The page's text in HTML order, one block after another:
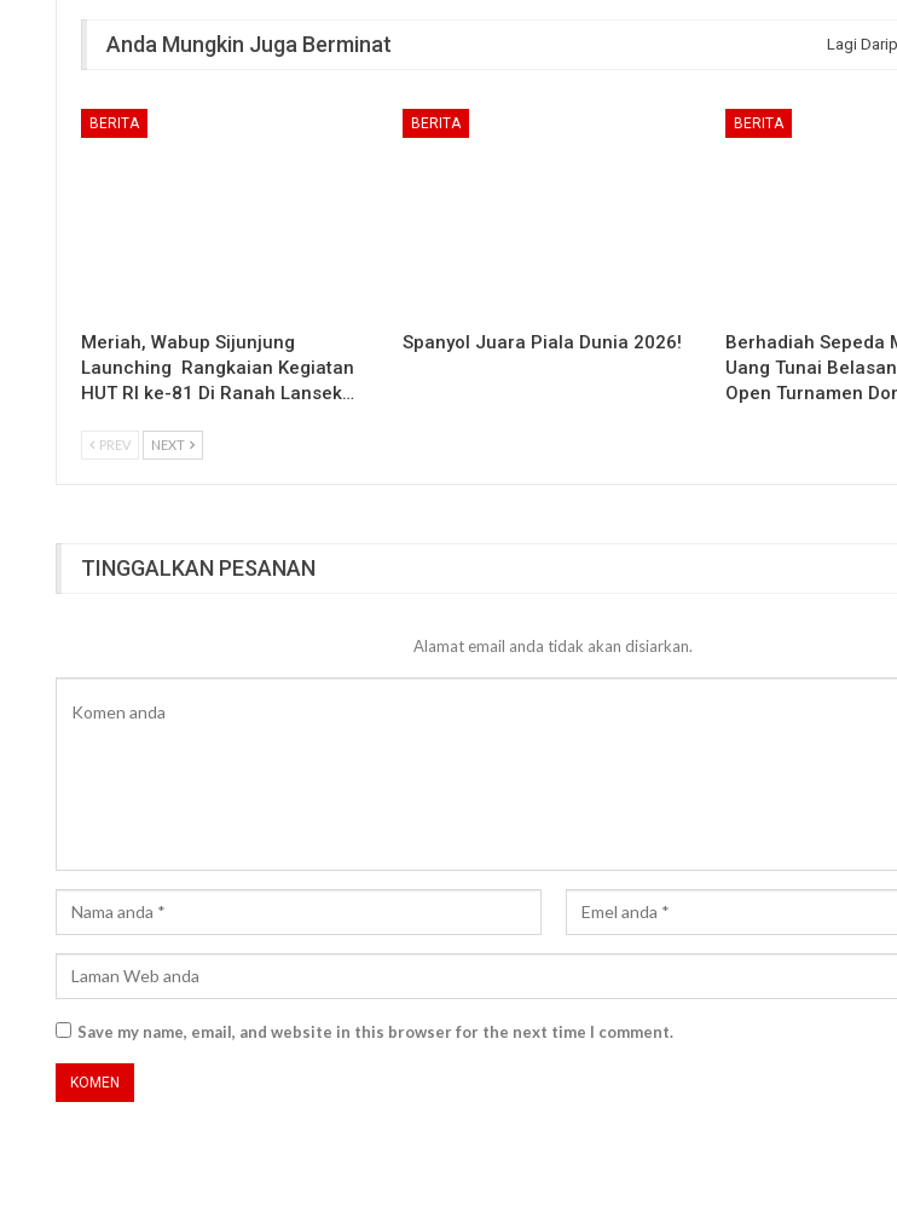
Anda Mungkin Juga Berminat Lagi
BERITA
Meriah, Wabup Sijunjung
Launching Rangkaian Kegiatan
HUT RI ke-81 Di Ranah Lansek…
BERITA
Spanyol Juara Piala Dunia 2026!
BERITA
Berhadiah Sepeda
Uang Tunai
Open Turnamen
PREV NEXT
TINGGALKAN PESANAN
Alamat email anda tidak akan disiarkan.
Save my name, email, and website in this browser for the next time I comment.